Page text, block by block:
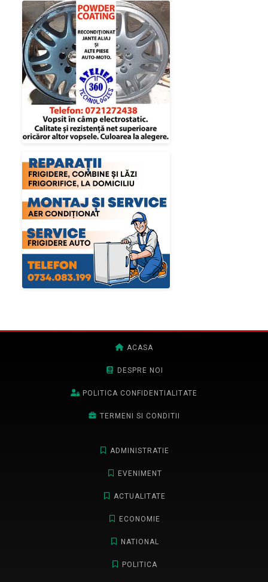
ACASA
DESPRE NOI
POLITICA CONFIDENTIALITATE
TERMENI SI CONDITII
ADMINISTRATIE
EVENIMENT
ACTUALITATE
ECONOMIE
NATIONAL
POLITICA